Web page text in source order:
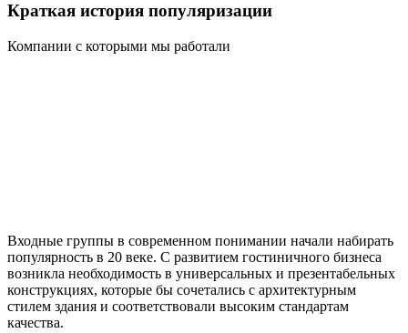
Краткая история популяризации
Компании с которыми мы работали
Входные группы в современном понимании начали набирать
популярность в 20 веке. С развитием гостиничного бизнеса
возникла необходимость в универсальных и презентабельных
конструкциях, которые бы сочетались с архитектурным
стилем здания и соответствовали высоким стандартам
качества.